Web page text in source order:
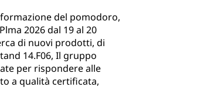
del pomodoro,
2026 dal 19 al 20
di nuovi prodotti, di
14.F06, Il gruppo
per rispondere alle
a qualità certificata,